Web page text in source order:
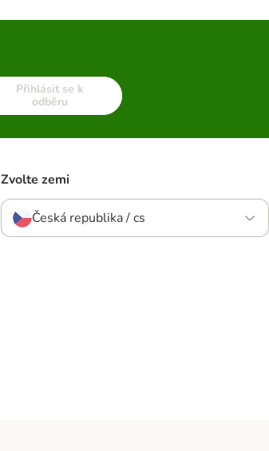
Přihlásit se k
odběru
Zvolte zemi
Česká republika / cs